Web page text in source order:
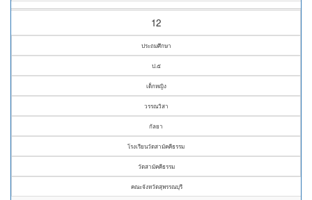
12
ประถมศึกษา
ป.๕
เด็กหญิง
วรรณวิสา
กัลยา
โรงเรียนวัดสามัคคีธรรม
วัดสามัคคีธรรม
คณะจังหวัดสุพรรณบุรี